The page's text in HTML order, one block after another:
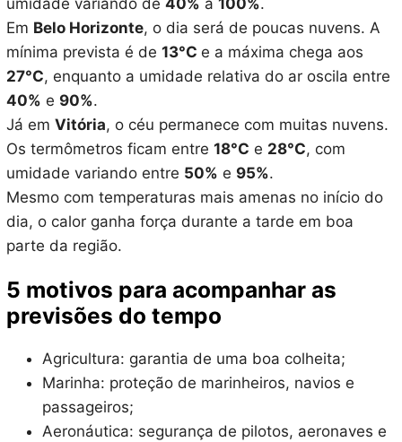
umidade variando de 40% a 100%.
Em Belo Horizonte, o dia será de poucas nuvens. A
mínima prevista é de 13°C e a máxima chega aos
27°C, enquanto a umidade relativa do ar oscila entre
40% e 90%.
Já em Vitória, o céu permanece com muitas nuvens.
Os termômetros ficam entre 18°C e 28°C, com
umidade variando entre 50% e 95%.
Mesmo com temperaturas mais amenas no início do
dia, o calor ganha força durante a tarde em boa
parte da região.
5 motivos para acompanhar as
previsões do tempo
Agricultura: garantia de uma boa colheita;
Marinha: proteção de marinheiros, navios e
passageiros;
Aeronáutica: segurança de pilotos, aeronaves e